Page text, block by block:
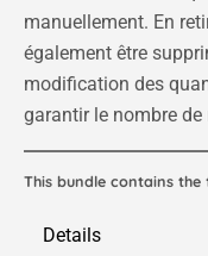
manuellement. En
également être
modification des
garantir le nombre
This bundle contains
Details